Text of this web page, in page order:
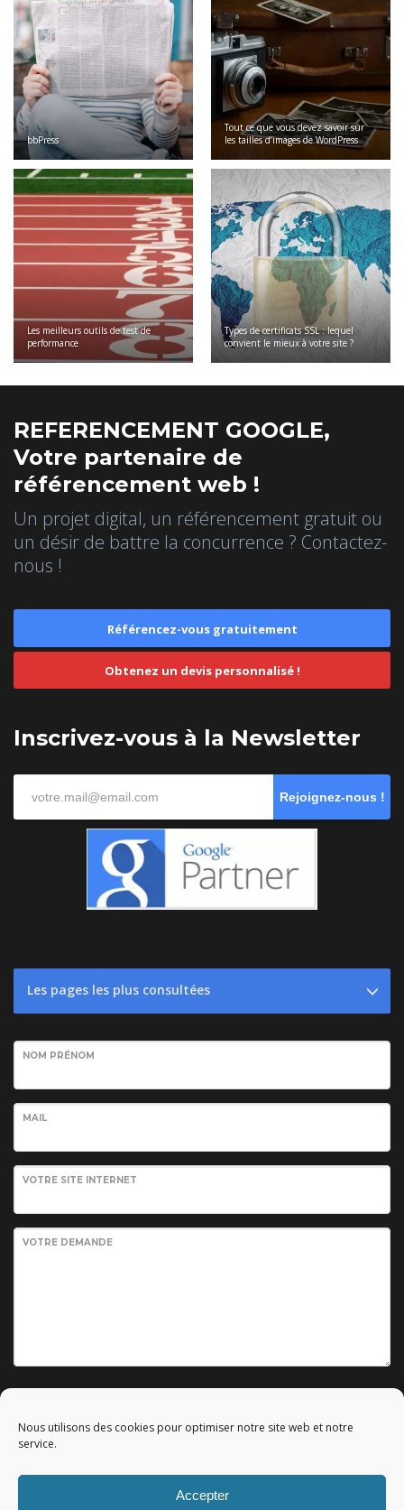
Nous utilisons des cookies pour optimiser notre site web et notre
service.
Accepter
bbPress
Tout ce que vous devez savoir sur
les tailles d’images de WordPress
Les meilleurs outils de test de
performance
Types de certificats SSL : lequel
convient le mieux à votre site ?
REFERENCEMENT GOOGLE,
Votre partenaire de
référencement web !
Un projet digital, un référencement gratuit ou
un désir de battre la concurrence ? Contactez-
nous !
Référencez-vous gratuitement
Obtenez un devis personnalisé !
Inscrivez-vous à la Newsletter
Rejoignez-nous !
Les pages les plus consultées
NOM PRÉNOM
MAIL
VOTRE SITE INTERNET
VOTRE DEMANDE